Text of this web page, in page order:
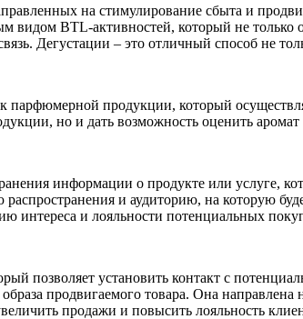
на стимулирование сбыта и
видом BTL-активностей, который не
Дегустации – это отличный способ не
продукции, который
но и дать возможность оценить
информации о продукте или услуге,
распространения и аудиторию, на которую
интереса и лояльности потенциальных
позволяет установить контакт с
продвигаемого товара. Она
продажи и повысить лояльность